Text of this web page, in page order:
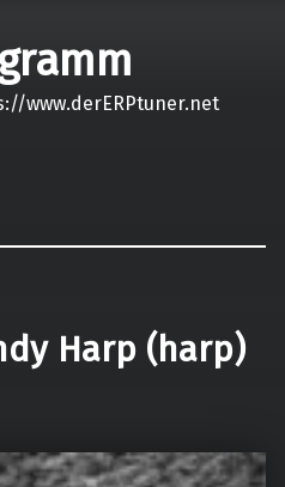
www.derERPtuner.net
Harp (harp)